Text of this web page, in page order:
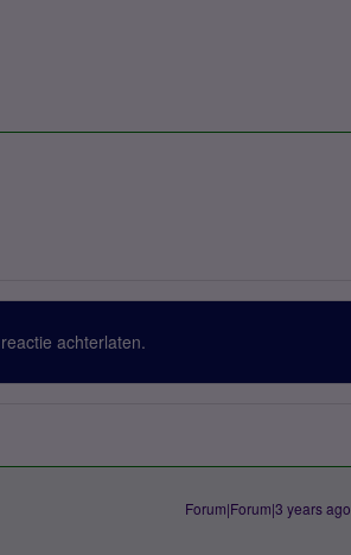
achterlaten.
Forum|Forum|3 years ago